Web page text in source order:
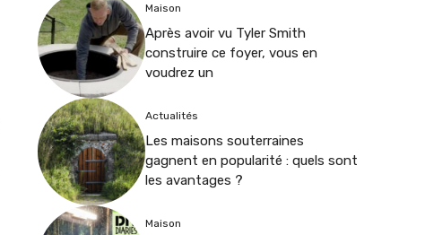
Maison
Après avoir vu Tyler Smith
construire ce foyer, vous en
voudrez un
Actualités
Les maisons souterraines
gagnent en popularité : quels sont
les avantages ?
Maison